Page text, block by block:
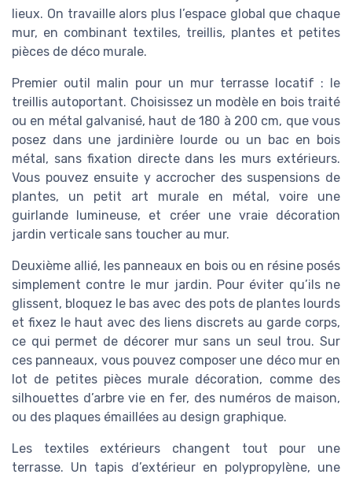
lieux. On travaille alors plus l’espace global que chaque
mur, en combinant textiles, treillis, plantes et petites
pièces de déco murale.
Premier outil malin pour un mur terrasse locatif : le
treillis autoportant. Choisissez un modèle en bois traité
ou en métal galvanisé, haut de 180 à 200 cm, que vous
posez dans une jardinière lourde ou un bac en bois
métal, sans fixation directe dans les murs extérieurs.
Vous pouvez ensuite y accrocher des suspensions de
plantes, un petit art murale en métal, voire une
guirlande lumineuse, et créer une vraie décoration
jardin verticale sans toucher au mur.
Deuxième allié, les panneaux en bois ou en résine posés
simplement contre le mur jardin. Pour éviter qu’ils ne
glissent, bloquez le bas avec des pots de plantes lourds
et fixez le haut avec des liens discrets au garde corps,
ce qui permet de décorer mur sans un seul trou. Sur
ces panneaux, vous pouvez composer une déco mur en
lot de petites pièces murale décoration, comme des
silhouettes d’arbre vie en fer, des numéros de maison,
ou des plaques émaillées au design graphique.
Les textiles extérieurs changent tout pour une
terrasse. Un tapis d’extérieur en polypropylène, une